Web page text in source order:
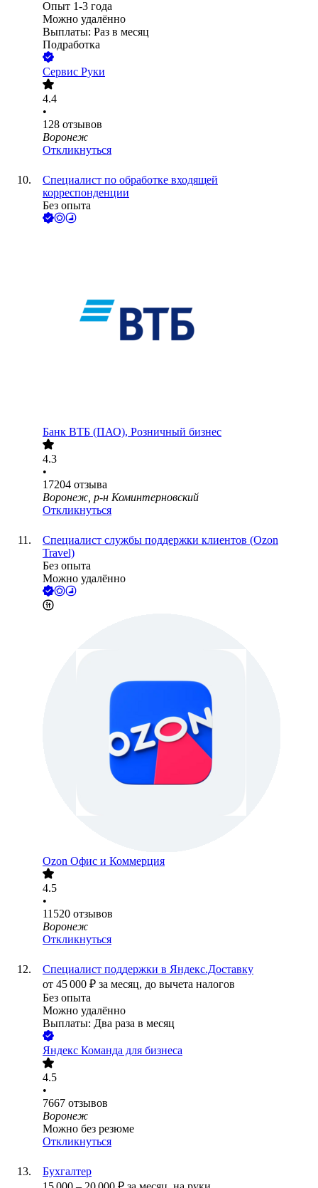
Опыт 1-3 года
Можно удалённо
Выплаты: Раз в месяц
Подработка
Сервис Руки
4.4
•
128 отзывов
Воронеж
Откликнуться
Специалист по обработке входящей
корреспонденции
Без опыта
Банк ВТБ (ПАО), Розничный бизнес
4.3
•
17204 отзыва
Воронеж, р-н Коминтерновский
Откликнуться
Специалист службы поддержки клиентов (Ozon
Travel)
Без опыта
Можно удалённо
Ozon Офис и Коммерция
4.5
•
11520 отзывов
Воронеж
Откликнуться
Специалист поддержки в Яндекс.Доставку
от 45 000 ₽ за месяц, до вычета налогов
Без опыта
Можно удалённо
Выплаты: Два раза в месяц
Яндекс Команда для бизнеса
4.5
•
7667 отзывов
Воронеж
Можно без резюме
Откликнуться
Бухгалтер